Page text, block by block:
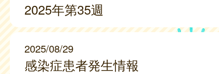
2025年第35週
2025/08/29
感染症患者発生情報